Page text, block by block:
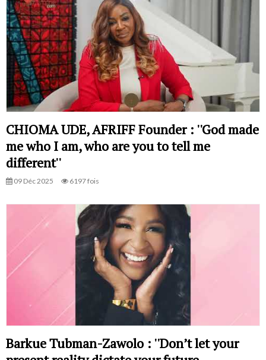
CHIOMA UDE, AFRIFF Founder : ''God made
me who I am, who are you to tell me
different''
09 Déc 2025 6197 fois
Barkue Tubman-Zawolo : ''Don’t let your